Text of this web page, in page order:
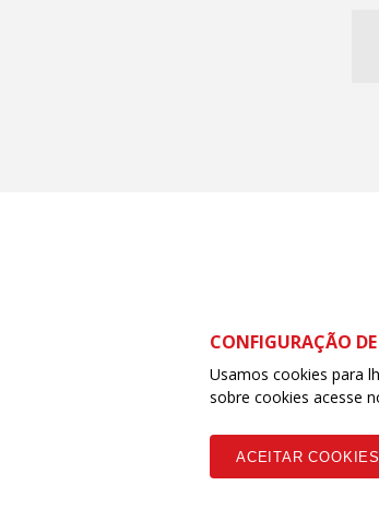
CONFIGURAÇÃO
Usamos cookies para
sobre cookies acesse
ACEITAR COOKIES